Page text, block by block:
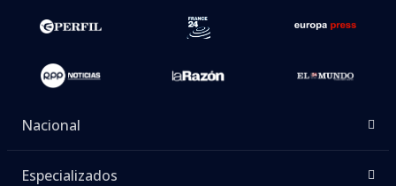
Nacional
Especializados